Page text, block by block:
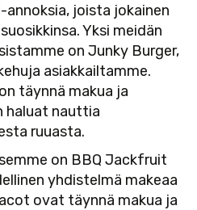
joista jokainen
Yksi meidän
on Junky Burger,
asiakkailtamme.
täynnä makua ja
haluat nauttia
ruuasta.
on BBQ Jackfruit
yhdistelmä makeaa
ovat täynnä makua ja